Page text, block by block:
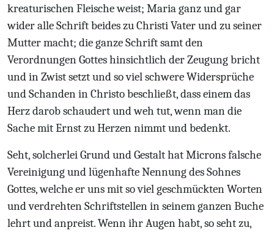
kreaturischen Fleische weist; Maria ganz und gar
wider alle Schrift beides zu Christi Vater und zu seiner
Mutter macht; die ganze Schrift samt den
Verordnungen Gottes hinsichtlich der Zeugung bricht
und in Zwist setzt und so viel schwere Widersprüche
und Schanden in Christo beschließt, dass einem das
Herz darob schaudert und weh tut, wenn man die
Sache mit Ernst zu Herzen nimmt und bedenkt.
Seht, solcherlei Grund und Gestalt hat Microns falsche
Vereinigung und lügenhafte Nennung des Sohnes
Gottes, welche er uns mit so viel geschmückten Worten
und verdrehten Schriftstellen in seinem ganzen Buche
lehrt und anpreist. Wenn ihr Augen habt, so seht zu,